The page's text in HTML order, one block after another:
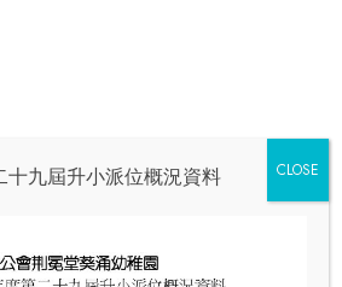
九屆升小派位概況資料 CLOSE